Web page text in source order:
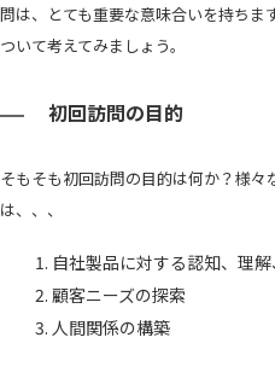
問は、とても重要な意味合いを持ち
ついて考えてみましょう。
初回訪問の目的
そもそも初回訪問の目的は何か？様
は、、、
自社製品に対する認知、理
顧客ニーズの探索
人間関係の構築